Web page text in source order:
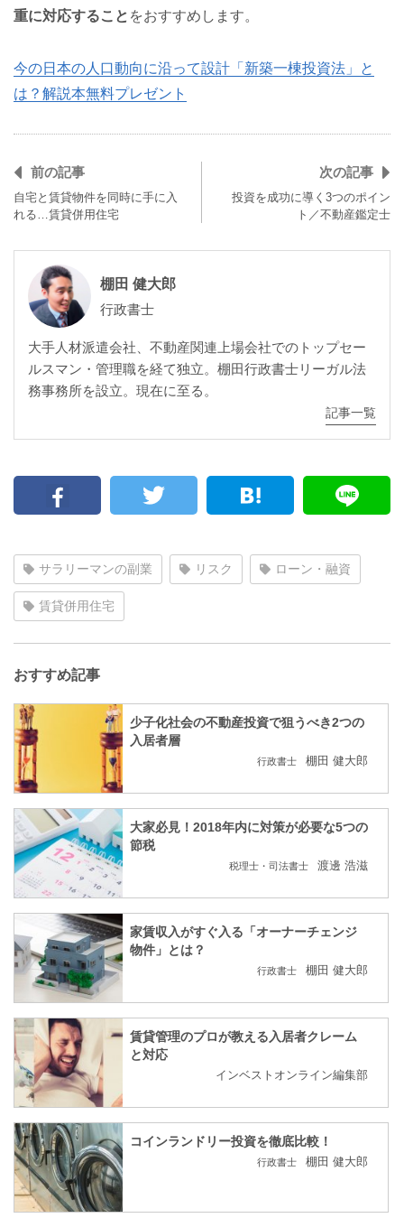
重に対応すること をおすすめします。
今の日本の人口動向に沿って設計「新築一棟投資法」と
は？解説本無料プレゼント
前の記事
自宅と賃貸物件を同時に手に入
れる…賃貸併用住宅
次の記事
投資を成功に導く3つのポイン
ト／不動産鑑定士
棚田 健大郎
行政書士
大手人材派遣会社、不動産関連上場会社でのトップセー
ルスマン・管理職を経て独立。棚田行政書士リーガル法
務事務所を設立。現在に至る。
記事一覧
サラリーマンの副業 リスク ローン・融資
賃貸併用住宅
おすすめ記事
少子化社会の不動産投資で狙うべき2つの
入居者層
行政書士 棚田 健大郎
大家必見！2018年内に対策が必要な5つの
節税
税理士・司法書士 渡邊 浩滋
家賃収入がすぐ入る「オーナーチェンジ
物件」とは？
行政書士 棚田 健大郎
賃貸管理のプロが教える入居者クレーム
と対応
インベストオンライン編集部
コインランドリー投資を徹底比較！
行政書士 棚田 健大郎